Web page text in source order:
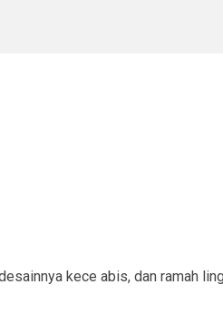
kece abis, dan ramah